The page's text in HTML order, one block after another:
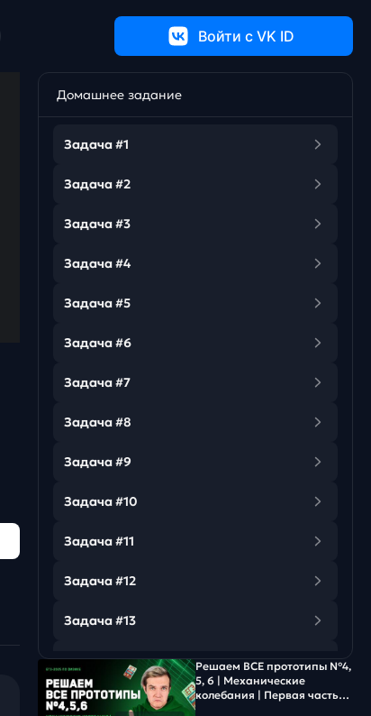
Войти c VK ID
Домашнее задание
Задача #1
Задача #2
Задача #3
Задача #4
Задача #5
Задача #6
Задача #7
Задача #8
Задача #9
Задача #10
Задача #11
Задача #12
Задача #13
Задача #14
Задача #15
Решаем ВСЕ прототипы №4,
5, 6 | Механические
колебания | Первая часть